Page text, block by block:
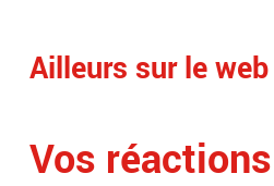
Ailleurs sur le web
Vos réactions